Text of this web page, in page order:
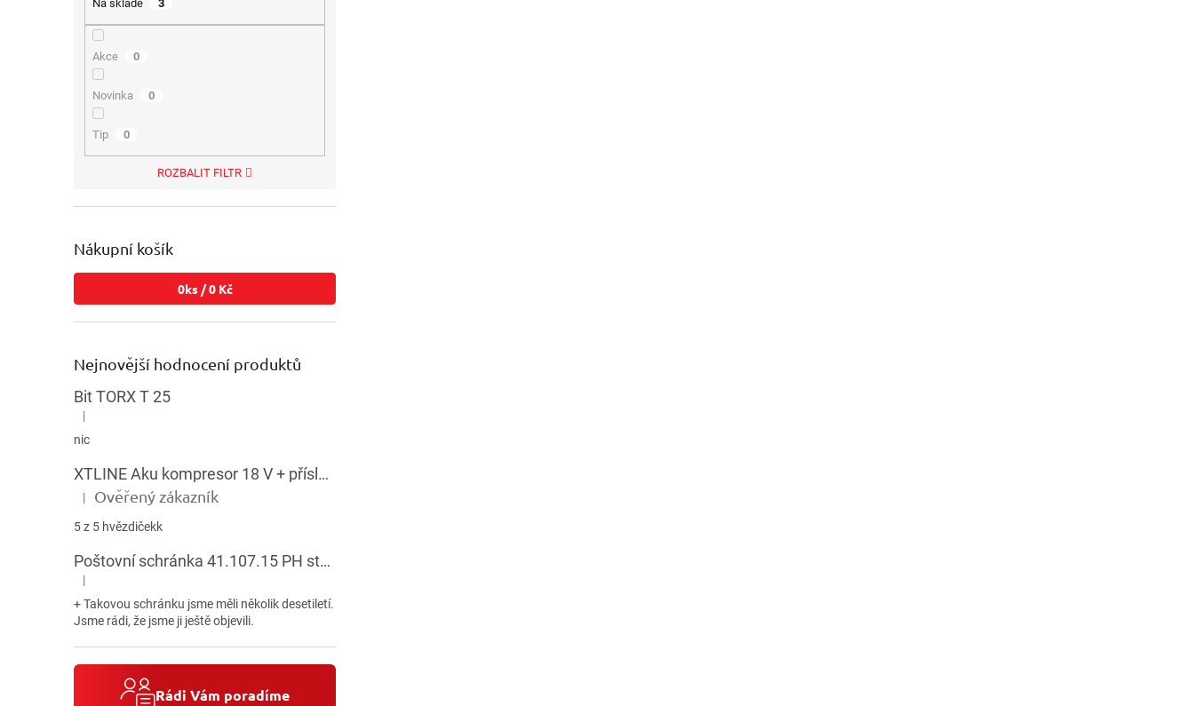
Na skladě 3
Akce 0
Novinka 0
Tip 0
ROZBALIT FILTR
Nákupní košík
0ks /0 Kč
Nejnovější hodnocení produktů
Bit TORX T 25
Hodnocení produktu je 5 z 5 hvězdiček.
|
nic
XTLINE Aku kompresor 18 V + příslušenství
Hodnocení produktu je 5 z 5 hvězdiček.
| Ověřený zákazník
5 z 5 hvězdičekk
Poštovní schránka 41.107.15 PH stojatá HNĚDÁ
Hodnocení produktu je 5 z 5 hvězdiček.
|
+ Takovou schránku jsme měli několik desetiletí.
Jsme rádi, že jsme ji ještě objevili.
Rádi Vám poradíme